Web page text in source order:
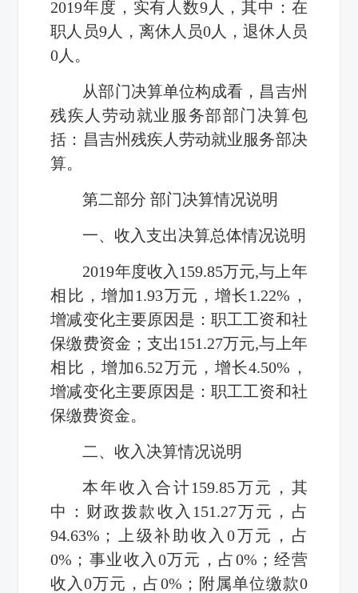
2019年度，实有人数9人，其中：在
职人员9人，离休人员0人，退休人员
0人。
从部门决算单位构成看，昌吉州
残疾人劳动就业服务部部门决算包
括：昌吉州残疾人劳动就业服务部决
算。
第二部分 部门决算情况说明
一、收入支出决算总体情况说明
2019年度收入 159.85万元,与上年
相比，增加1.93万元，增长1.22% ，
增减变化主要原因是：职工工资和社
保缴费资金；支出151.27万元,与上年
相比，增加6.52万元，增长4.50% ，
增减变化主要原因是：职工工资和社
保缴费资金。
二、收入决算情况说明
本年收入合计159.85万元，其
中：财政拨款收入 151.27万元，占
94.63% ；上级补助收入 0万元，占
0% ；事业收入 0万元，占0% ；经营
收入0万元，占0% ；附属单位缴款0